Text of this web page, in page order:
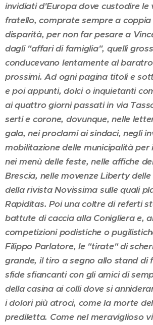
invidiati d'Europa dove custodire le
fratello, comprate sempre a
disparità, per non far pesare a
dagli "affari di famiglia", quelli
conducevano lentamente al
prossimi. Ad ogni pagina titoli e
e poi appunti, dolci o inquietanti
ai quattro giorni passati in via
serti e corone, dovunque, nelle
gala, nei proclami ai sindaci, negli
mobilitazione delle municipalità per
nei menù delle feste, nelle affiche
Brescia, nelle movenze Liberty
della rivista Novissima sulle quali
Rapiditas. Poi una coltre di referti
battute di caccia alla Conigliera e,
competizioni podistiche o
Filippo Parlatore, le "tirate" di
grande, il tiro a segno allo stand di
sfide sfiancanti con gli amici di
della casina ai colli dove si
i dolori più atroci, come la morte
prediletta. Come nel meraviglioso